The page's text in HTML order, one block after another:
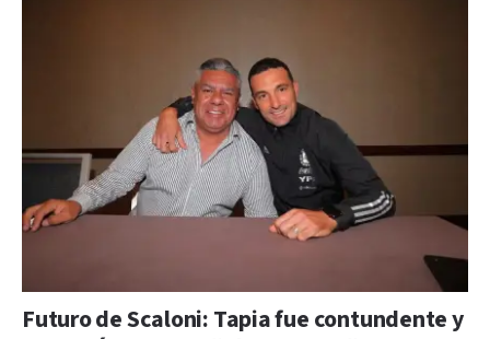
Futuro de Scaloni: Tapia fue contundente y